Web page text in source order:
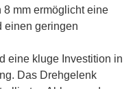
8 mm ermöglicht eine
einen geringen
eine kluge Investition in
Das Drehgelenk